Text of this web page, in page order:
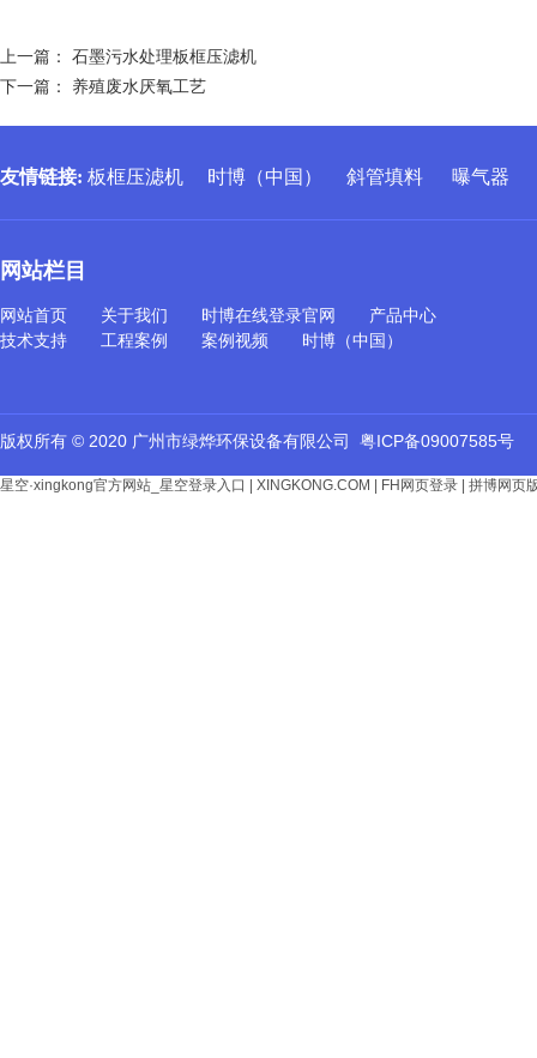
上一篇： 石墨污水处理板框压滤机
下一篇： 养殖废水厌氧工艺
版权所有 © 2020 广州市绿烨环保设备有限公司 粤ICP备09007585号
友情链接: 板框压滤机 时博（中国） 斜管填料 曝气器
网站栏目
网站首页 关于我们 时博在线登录官网
产品中心
技术支持
工程案例 案例视频 时博（中国）
星空·xingkong官方网站_星空登录入口 XINGKONG.COM FH网页登录 拼博网页